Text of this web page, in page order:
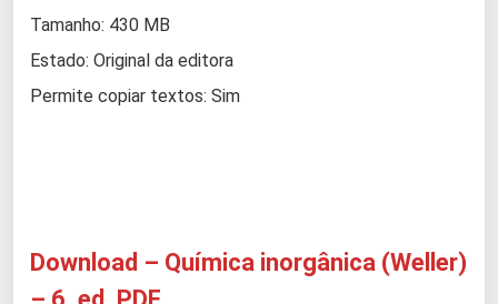
Tamanho: 430 MB
Estado: Original da editora
Permite copiar textos: Sim
Download – Química inorgânica (Weller)